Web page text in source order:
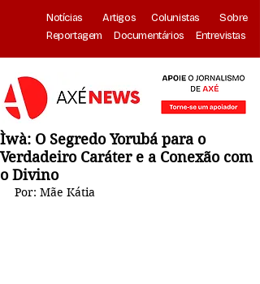
Notícias Artigos Colunistas
Sobre
Reportagem
Documentários Entrevistas
Ìwà: O Segredo Yorubá para o
Verdadeiro Caráter e a Conexão com
o Divino
Por: Mãe Kátia